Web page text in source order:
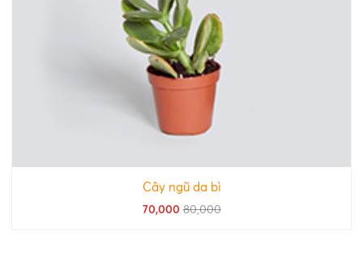
Cây ngũ da bì
70,000 80,000